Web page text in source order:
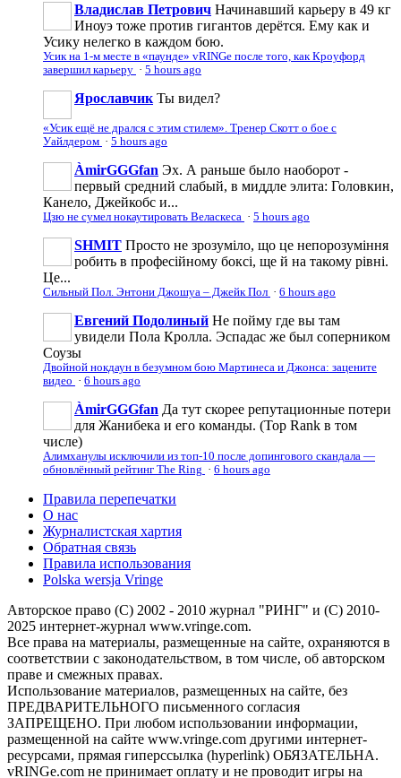
Владислав Петрович Начинавший карьеру в 49 кг
Иноуэ тоже против гигантов дерётся. Ему как и
Усику нелегко в каждом бою.
Усик на 1-м месте в «паунде» vRINGe после того, как Кроуфорд
завершил карьеру · 5 hours ago
Ярославчик Ты видел?
«Усик ещё не дрался с этим стилем». Тренер Скотт о бое с
Уайлдером · 5 hours ago
ÀmirGGGfan Эх. А раньше было наоборот -
первый средний слабый, в миддле элита: Головкин,
Канело, Джейкобс и...
Цзю не сумел нокаутировать Веласкеса · 5 hours ago
SHMIT Просто не зрозуміло, що це непорозуміння
робить в професійному боксі, ще й на такому рівні.
Це...
Сильный Пол. Энтони Джошуа – Джейк Пол · 6 hours ago
Евгений Подолиный Не пойму где вы там
увидели Пола Кролла. Эспадас же был соперником
Соузы
Двойной нокдаун в безумном бою Мартинеса и Джонса: зацените
видео · 6 hours ago
ÀmirGGGfan Да тут скорее репутационные потери
для Жанибека и его команды. (Top Rank в том
числе)
Алимханулы исключили из топ-10 после допингового скандала —
обновлённый рейтинг The Ring · 6 hours ago
Правила перепечатки
О нас
Журналистская хартия
Обратная связь
Правила использования
Polska wersja Vringe
Авторское право (С) 2002 - 2010 журнал "РИНГ" и (С) 2010-
2025 интернет-журнал www.vringe.com.
Все права на материалы, размещенные на сайте, охраняются в
соответствии с законодательством, в том числе, об авторском
праве и смежных правах.
Использование материалов, размещенных на сайте, без
ПРЕДВАРИТЕЛЬНОГО письменного согласия
ЗАПРЕЩЕНО. При любом использовании информации,
размещенной на сайте www.vringe.com другими интернет-
ресурсами, прямая гиперссылка (hyperlink) ОБЯЗАТЕЛЬНА.
vRINGe.com не принимает оплату и не проводит игры на